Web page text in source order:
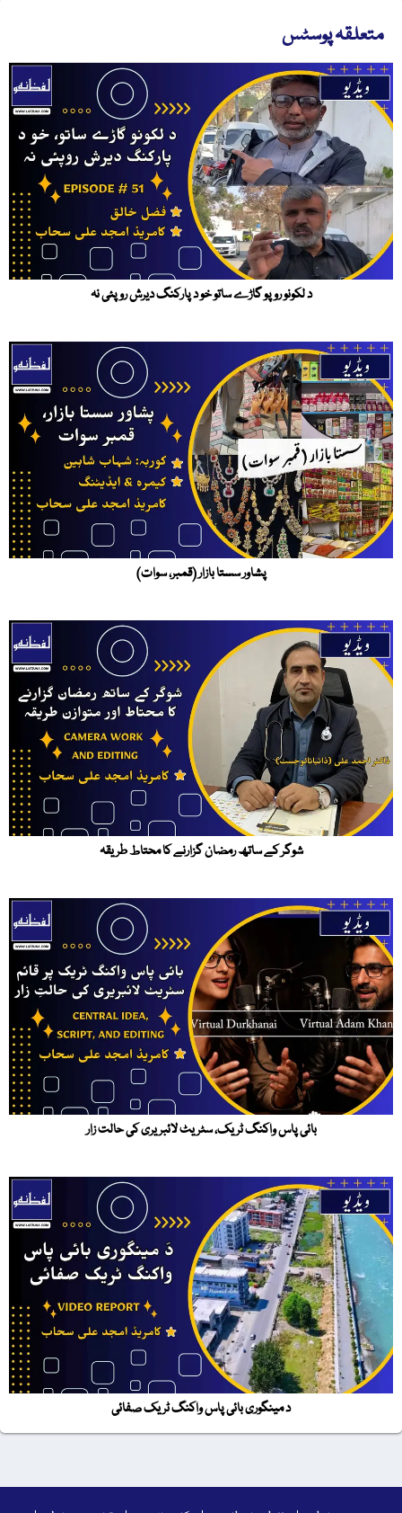
متعلقہ پوسٹس
د لکونو روپو گاڑے ساتو خو د پارکنگ دیرش روپئی نہ
پشاور سستا بازار (قمبر، سوات)
شوگر کے ساتھ رمضان گزارنے کا محتاط طریقہ
بائی پاس واکنگ ٹریک، سٹریٹ لائبریری کی حالت زار
د مینگوری بائی پاس واکنگ ٹریک صفائی